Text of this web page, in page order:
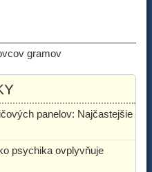
gramov
panelov: Najčastejšie
psychika ovplyvňuje